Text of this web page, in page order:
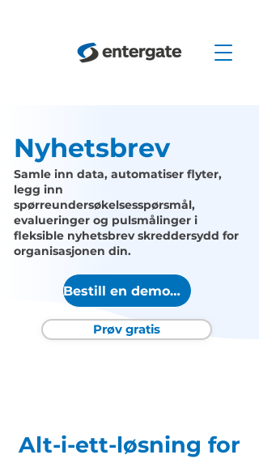
Nyhetsbrev
Samle inn data, automatiser flyter,
legg inn
spørreundersøkelsesspørsmål,
evalueringer og pulsmålinger i
fleksible nyhetsbrev skreddersydd for
organisasjonen din.
Bestill en demonstrasjon
Prøv gratis
Alt-i-ett-løsning for